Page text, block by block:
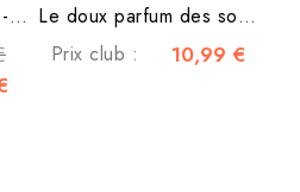
Les Beaux mensonges - Une...
Le doux parfum des souvenirs
Prix club :
10,99 €